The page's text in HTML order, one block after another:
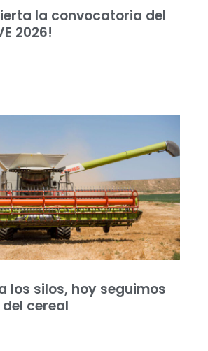
la convocatoria del
2026!
los silos, hoy seguimos
cereal